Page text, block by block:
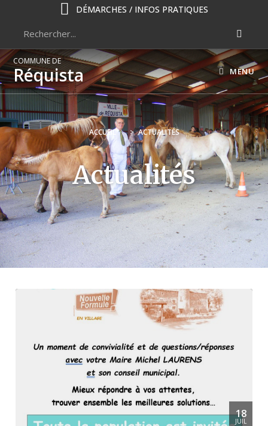
DÉMARCHES / INFOS PRATIQUES
COMMUNE DE
Réquista MENU
ACCUEIL > ACTUALITÉS
Actualités
18
JUIL